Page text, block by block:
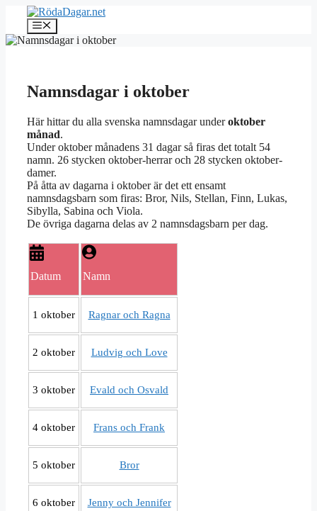
Hoppa
innehåll
Meny
Namnsdagar i oktober
Här hittar du alla svenska namnsdagar underoktober
månad.
Under oktober månadens 31 dagar så firas det totalt 54
namn. 26 stycken oktober-herrar och 28 stycken oktober-
damer.
På åtta av dagarna i oktober är det ett ensamt
namnsdagsbarn som firas: Bror, Nils, Stellan, Finn, Lukas,
Sibylla, Sabina och Viola.
De övriga dagarna delas av 2 namnsdagsbarn per dag.
Datum Namn
1 oktober Ragnar och Ragna
2 oktober Ludvig och Love
3 oktober Evald och Osvald
4 oktober Frans och Frank
5 oktober Bror
6 oktober Jenny och Jennifer